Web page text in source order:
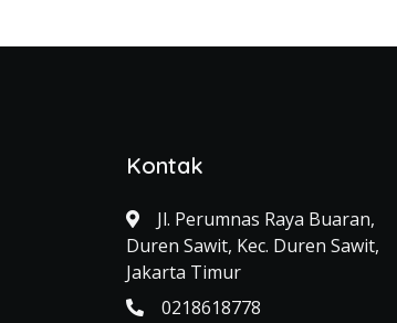
Kontak
Jl. Perumnas Raya Buaran,
Duren Sawit, Kec. Duren Sawit,
Jakarta Timur
0218618778